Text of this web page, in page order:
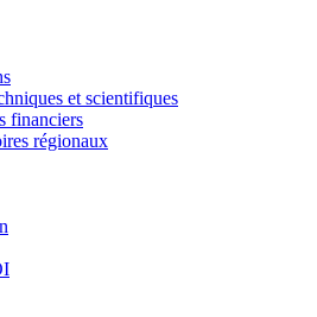
et scientifiques
financiers
régionaux